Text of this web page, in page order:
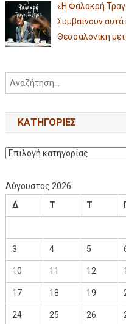
«Η Φαλακρή
Συμβαίνουν
Θεσσαλονίκη
KΑΤΗΓΟΡΊΕΣ
Αύγουστος 2026
Δ
Τ Τ
3 4 5
10 11 12
17 18 19
24 25 26